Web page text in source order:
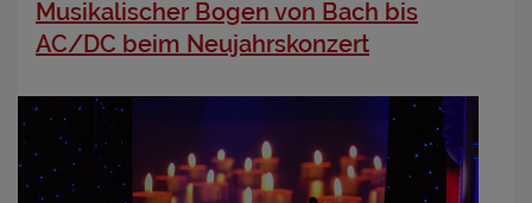
Musikalischer Bogen von Bach bis
AC/DC beim Neujahrskonzert